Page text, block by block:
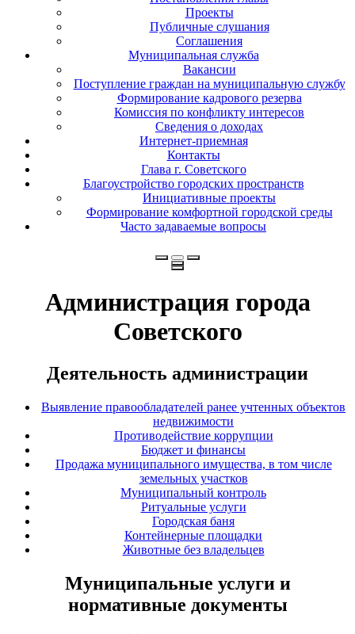
Проекты
Публичные слушания
Соглашения
Муниципальная служба
Вакансии
Поступление граждан на муниципальную службу
Формирование кадрового резерва
Комиссия по конфликту интересов
Сведения о доходах
Интернет-приемная
Контакты
Глава г. Советского
Благоустройство городских пространств
Инициативные проекты
Формирование комфортной городской среды
Часто задаваемые вопросы
Администрация города
Советского
Деятельность администрации
Выявление правообладателей ранее учтенных объектов
недвижимости
Противодействие коррупции
Бюджет и финансы
Продажа муниципального имущества, в том числе
земельных участков
Муниципальный контроль
Ритуальные услуги
Городская баня
Контейнерные площадки
Животные без владельцев
Муниципальные услуги и
нормативные документы